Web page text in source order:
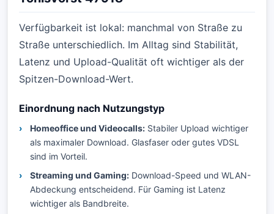
Verfügbarkeit ist lokal: manchmal von Straße zu
Straße unterschiedlich. Im Alltag sind Stabilität,
Latenz und Upload-Qualität oft wichtiger als der
Spitzen-Download-Wert.
Einordnung nach Nutzungstyp
Homeoffice und Videocalls: Stabiler Upload wichtiger
als maximaler Download. Glasfaser oder gutes VDSL
sind im Vorteil.
Streaming und Gaming: Download-Speed und WLAN-
Abdeckung entscheidend. Für Gaming ist Latenz
wichtiger als Bandbreite.